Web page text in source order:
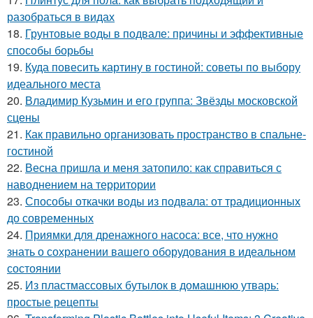
разобраться в видах
18. Грунтовые воды в подвале: причины и эффективные
способы борьбы
19. Куда повесить картину в гостиной: советы по выбору
идеального места
20. Владимир Кузьмин и его группа: Звёзды московской
сцены
21. Как правильно организовать пространство в спальне-
гостиной
22. Весна пришла и меня затопило: как справиться с
наводнением на территории
23. Способы откачки воды из подвала: от традиционных
до современных
24. Приямки для дренажного насоса: все, что нужно
знать о сохранении вашего оборудования в идеальном
состоянии
25. Из пластмассовых бутылок в домашнюю утварь:
простые рецепты